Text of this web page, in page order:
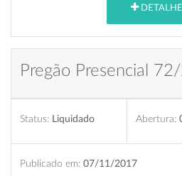
Pregão Presencial
Status: Liquidado Abertura:
Publicado em: 07/11/2017